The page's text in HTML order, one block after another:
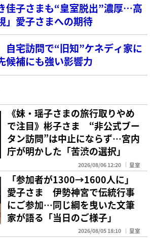
佳子さまも“皇室脱出”濃厚…高
」愛子さまへの期待
宅訪問で“旧知”ケネディ家に
候補にも強い影響力
《妹・瑶子さまの旅行取りやめ
で注目》彬子さま “非公式ブー
タン訪問”は中止にならず…宮内
庁が明かした「苦渋の選択」
2026/08/06 12:20 皇室
「参加者が1300→1600人に」
愛子さま 伊勢神宮で伝統行事
にご参加…同じ綱を曳いた文筆
家が語る「当日のご様子」
2026/08/05 18:10 皇室